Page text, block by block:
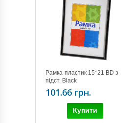
Рамка-пластик 15*21 BD з
підст. Black
101.66 грн.
Купити